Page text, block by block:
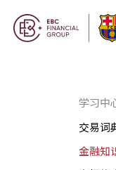
学习中
交易词
金融知